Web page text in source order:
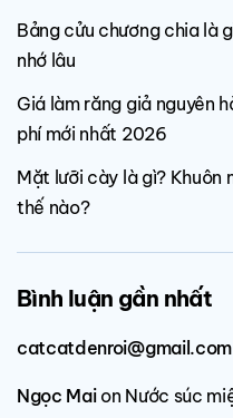
Bảng cửu chương chia là
nhớ lâu
Giá làm răng giả nguyên
phí mới nhất 2026
Mặt lưỡi cày là gì? Khuôn
thế nào?
Bình luận gần nhất
catcatdenroi@gmail.com
Ngọc Maion Nước súc